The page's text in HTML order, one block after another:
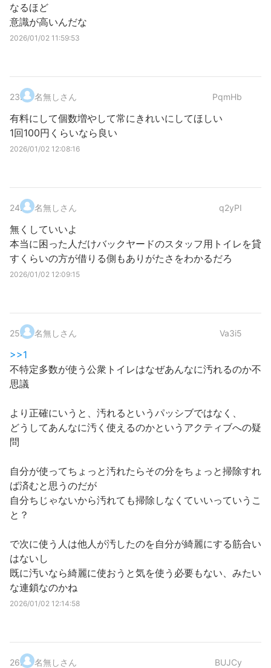
なるほど
意識が高いんだな
2026/01/02 11:59:53
23. 名無しさん PqmHb
有料にして個数増やして常にきれいにしてほしい
1回100円くらいなら良い
2026/01/02 12:08:16
24. 名無しさん q2yPI
無くしていいよ
本当に困った人だけバックヤードのスタッフ用トイレを貸
すくらいの方が借りる側もありがたさをわかるだろ
2026/01/02 12:09:15
25. 名無しさん Va3i5
>>1
不特定多数が使う公衆トイレはなぜあんなに汚れるのか不
思議
より正確にいうと、汚れるというパッシブではなく、
どうしてあんなに汚く使えるのかというアクティブへの疑
問
自分が使ってちょっと汚れたらその分をちょっと掃除すれ
ば済むと思うのだが
自分ちじゃないから汚れても掃除しなくていいっていうこ
と？
で次に使う人は他人が汚したのを自分が綺麗にする筋合い
はないし
既に汚いなら綺麗に使おうと気を使う必要もない、みたい
な連鎖なのかね
2026/01/02 12:14:58
26. 名無しさん BUJCy